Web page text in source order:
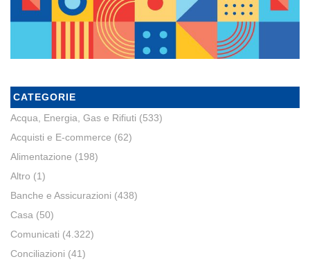
CATEGORIE
Acqua, Energia, Gas e Rifiuti (533)
Acquisti e E-commerce (62)
Alimentazione (198)
Altro (1)
Banche e Assicurazioni (438)
Casa (50)
Comunicati (4.322)
Conciliazioni (41)